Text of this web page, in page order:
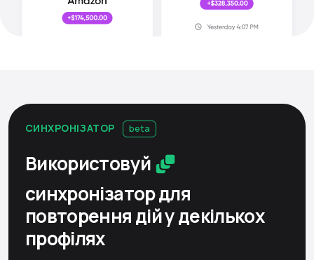
СИНХРОНІЗАТОР beta
Використовуй
синхронізатордля
повторення дій у декількох
профілях